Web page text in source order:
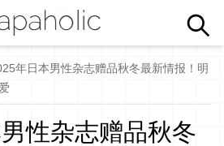
年日本男性杂志赠品秋冬最新情报！明
性杂志赠品秋冬